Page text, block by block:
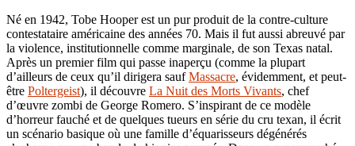
Né en 1942, Tobe Hooper est un pur produit de la contre-culture
contestataire américaine des années 70. Mais il fut aussi abreuvé par
la violence, institutionnelle comme marginale, de son Texas natal.
Après un premier film qui passe inaperçu (comme la plupart
d’ailleurs de ceux qu’il dirigera saufMassacre, évidemment, et peut-
être Poltergeist), il découvre La Nuit des Morts Vivants, chef
d’œuvre zombi de George Romero. S’inspirant de ce modèle
d’horreur fauché et de quelques tueurs en série du cru texan, il écrit
un scénario basique où une famille d’équarisseurs dégénérés